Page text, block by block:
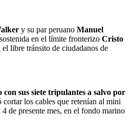
y su par peruano Manuel
en el límite fronterizo Cristo
el libre tránsito de ciudadanos de
con sus siete tripulantes a salvo por
cortar los cables que retenían al mini
de presente mes, en el fondo marino